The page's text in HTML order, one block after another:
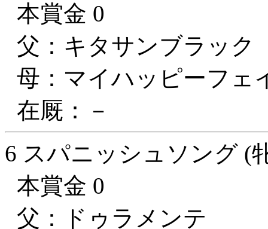
本賞金 0
父：キタサンブラック
母：マイハッピーフェ
在厩：－
6 スパニッシュソング (
本賞金 0
父：ドゥラメンテ